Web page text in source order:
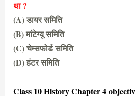
था ?
(A) डायर समिति
(B) मांटेग्यू समिति
(C) चेम्सफोर्ड समिति
(D) हंटर समिति
Class 10 History Chapter 4